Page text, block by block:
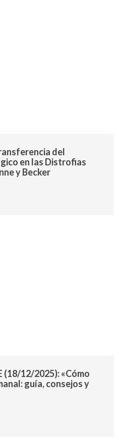
del
en las Distrofias
y Becker
(18/12/2025): «Cómo
guía, consejos y